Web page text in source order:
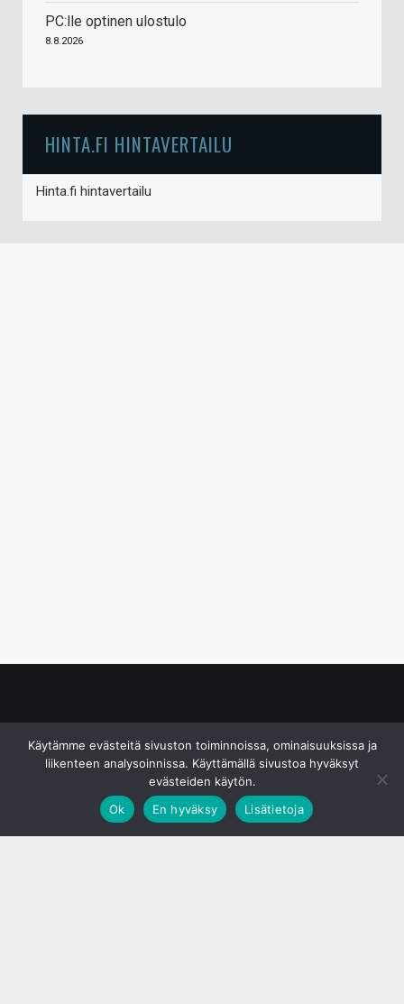
PC:lle optinen ulostulo
8.8.2026
HINTA.FI HINTAVERTAILU
Hinta.fi hintavertailu
Käytämme evästeitä sivuston toiminnoissa, ominaisuuksissa ja
liikenteen analysoinnissa. Käyttämällä sivustoa hyväksyt
evästeiden käytön.
Ok
En hyväksy Lisätietoja